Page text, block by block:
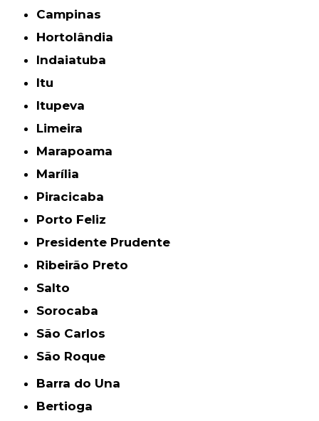
Campinas
Hortolândia
Indaiatuba
Itu
Itupeva
Limeira
Marapoama
Marília
Piracicaba
Porto Feliz
Presidente Prudente
Ribeirão Preto
Salto
Sorocaba
São Carlos
São Roque
Barra do Una
Bertioga